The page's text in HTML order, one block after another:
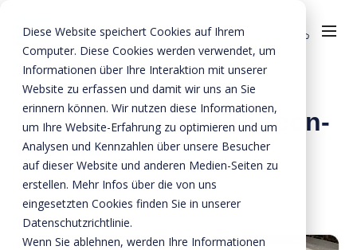
Diese Website speichert Cookies auf Ihrem
Computer. Diese Cookies werden verwendet, um
Informationen über Ihre Interaktion mit unserer
Website zu erfassen und damit wir uns an Sie
erinnern können. Wir nutzen diese Informationen,
um Ihre Website-Erfahrung zu optimieren und um
Analysen und Kennzahlen über unsere Besucher
auf dieser Website und anderen Medien-Seiten zu
erstellen. Mehr Infos über die von uns
eingesetzten Cookies finden Sie in unserer
Datenschutzrichtlinie.
Wenn Sie ablehnen, werden Ihre Informationen
Über uns
Sicherheit
Nachhaltigkeit
Wissen
Innovation
Invie (CIRRCON)
Home»Invie overzicht
Nachrichten zum Cirrcon-
Projekt